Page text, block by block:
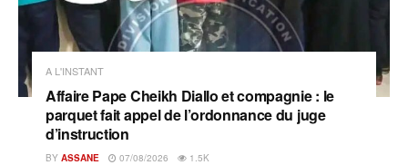
A L'INSTANT
Affaire Pape Cheikh Diallo et compagnie : le
parquet fait appel de l’ordonnance du juge
d’instruction
BY ASSANE 07/08/2026 1.5K